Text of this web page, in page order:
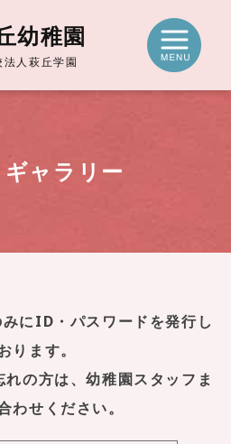
幼稚園
法人萩丘学園
ャラリー
にID・パスワードを発行し
ります。
の方は、幼稚園スタッフま
わせください。